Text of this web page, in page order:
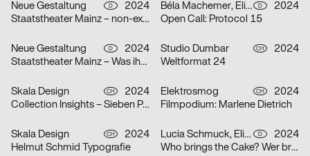
Neue Gestaltung D
2024
Staatstheater Mainz – non-existent
Béla Machemer, Eli Zaza Moysiopoulou, Nora Veismann, Konstantin Wagner, Gerrit Ludwig D
2024
Open Call: Protocol 15
Neue Gestaltung D
2024
Staatstheater Mainz – Was ihr wollt
Studio Dumbar CH
2024
Weltformat 24
Skala Design CH
2024
Collection Insights – Sieben Perspektiven
Elektrosmog CH
2024
Filmpodium: Marlene Dietrich
Skala Design CH
2024
Helmut Schmid Typografie
Lucia Schmuck, Elisabeth Thoma D
2024
Who brings the Cake? Wer bringt den Kuchen?